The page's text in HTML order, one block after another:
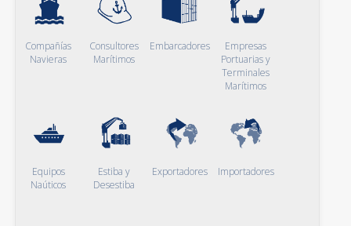
Compañías
Navieras
Consultores
Marítimos
Embarcadores
Empresas
Portuarias y
Terminales
Marítimos
Equipos
Naúticos
Estiba y
Desestiba
Exportadores Importadores